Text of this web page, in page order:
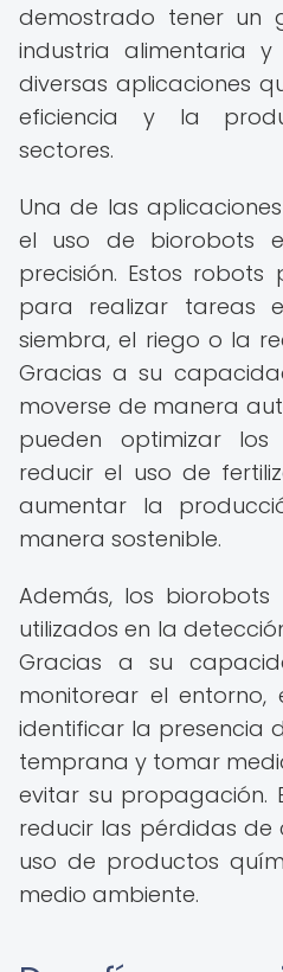
demostrado tener un
industria alimentaria
diversas aplicaciones
eficiencia y la
sectores.
Una de las
el uso de biorobots
precisión. Estos robots
para realizar tareas
siembra, el riego o la
Gracias a su
moverse de manera
pueden optimizar los
reducir el uso de
aumentar la
manera sostenible.
Además, los
utilizados en la
Gracias a su
monitorear el entorno,
identificar la presencia
temprana y tomar
evitar su propagación.
reducir las pérdidas de
uso de productos
medio ambiente.